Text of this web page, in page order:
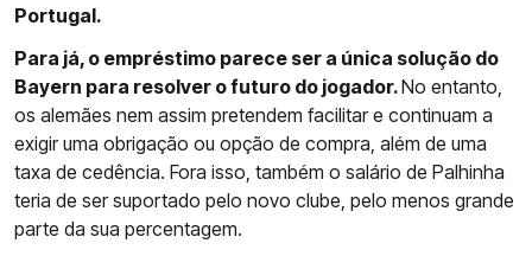
Portugal.
Para já, o empréstimo parece ser a única solução do
Bayern para resolver o futuro do jogador.No entanto,
os alemães nem assim pretendem facilitar e continuam a
exigir uma obrigação ou opção de compra, além de uma
taxa de cedência. Fora isso, também o salário de Palhinha
teria de ser suportado pelo novo clube, pelo menos grande
parte da sua percentagem.